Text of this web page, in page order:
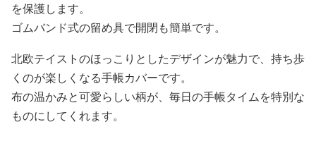
を保護します。
ゴムバンド式の留め具で開閉も簡単です。
北欧テイストのほっこりとしたデザインが魅力で、持ち歩
くのが楽しくなる手帳カバーです。
布の温かみと可愛らしい柄が、毎日の手帳タイムを特別な
ものにしてくれます。